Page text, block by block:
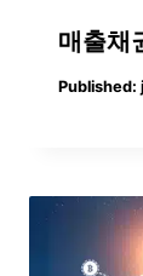
매출채
Published: